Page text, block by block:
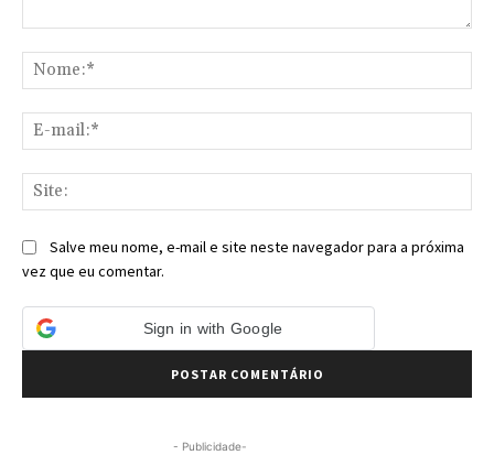
Salve meu nome, e-mail e site neste navegador para a próxima
vez que eu comentar.
Sign in with Google
- Publicidade-